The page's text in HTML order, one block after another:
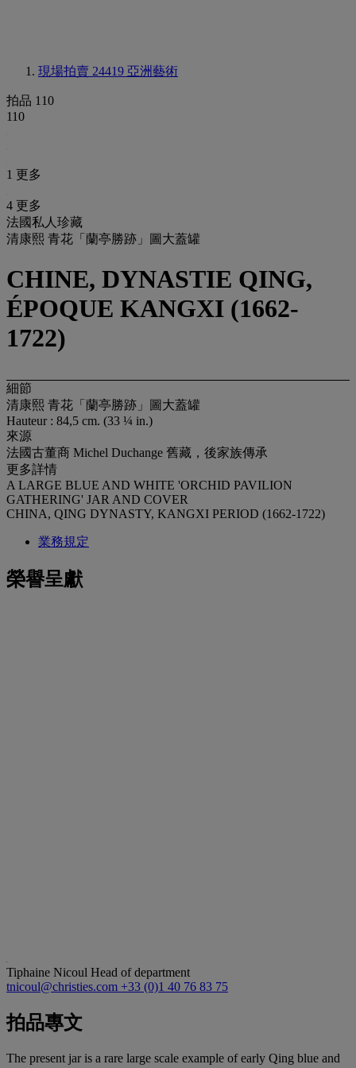
現場拍賣 24419 亞洲藝術
拍品 110
110
1 更多
4 更多
法國私人珍藏
清康熙 青花「蘭亭勝跡」圖大蓋罐
CHINE, DYNASTIE QING,
ÉPOQUE KANGXI (1662-
1722)
細節
清康熙 青花「蘭亭勝跡」圖大蓋罐
Hauteur : 84,5 cm. (33 ¼ in.)
來源
法國古董商 Michel Duchange 舊藏，後家族傳承
更多詳情
A LARGE BLUE AND WHITE 'ORCHID PAVILION
GATHERING' JAR AND COVER
CHINA, QING DYNASTY, KANGXI PERIOD (1662-1722)
業務規定
榮譽呈獻
Tiphaine Nicoul Head of department
tnicoul@christies.com +33 (0)1 40 76 83 75
拍品專文
The present jar is a rare large scale example of early Qing blue and